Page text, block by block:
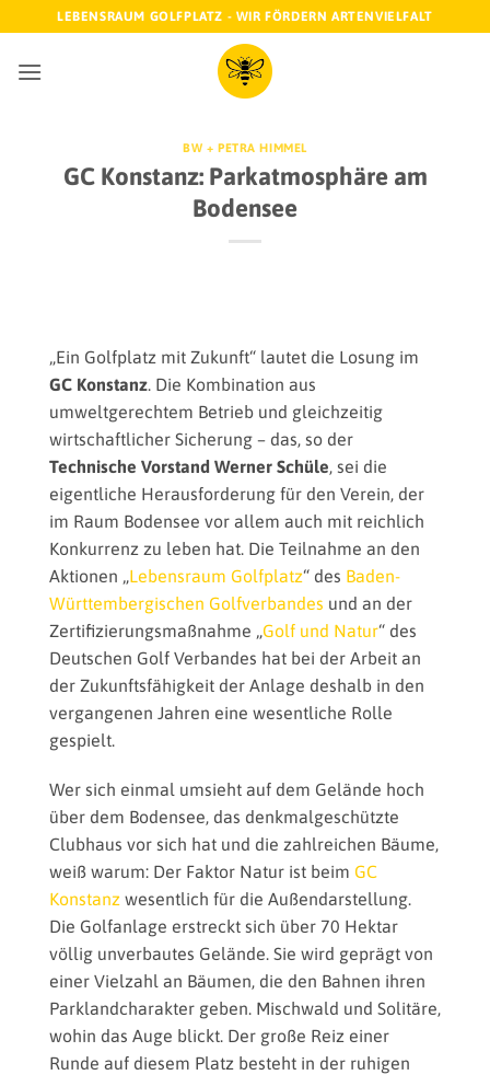
springen
LEBENSRAUM GOLFPLATZ - WIR FÖRDERN ARTENVIELFALT
BW + PETRA HIMMEL
GC Konstanz: Parkatmosphäre am
Bodensee
„Ein Golfplatz mit Zukunft“ lautet die Losung im
GC Konstanz . Die Kombination aus
umweltgerechtem Betrieb und gleichzeitig
wirtschaftlicher Sicherung – das, so der
Technische Vorstand Werner Schüle , sei die
eigentliche Herausforderung für den Verein, der
im Raum Bodensee vor allem auch mit reichlich
Konkurrenz zu leben hat. Die Teilnahme an den
Aktionen „ Lebensraum Golfplatz“ des Baden-
Württembergischen Golfverbandes und an der
Zertifizierungsmaßnahme „ Golf und Natur“ des
Deutschen Golf Verbandes hat bei der Arbeit an
der Zukunftsfähigkeit der Anlage deshalb in den
vergangenen Jahren eine wesentliche Rolle
gespielt.
Wer sich einmal umsieht auf dem Gelände hoch
über dem Bodensee, das denkmalgeschützte
Clubhaus vor sich hat und die zahlreichen Bäume,
weiß warum: Der Faktor Natur ist beim GC
Konstanz wesentlich für die Außendarstellung.
Die Golfanlage erstreckt sich über 70 Hektar
völlig unverbautes Gelände. Sie wird geprägt von
einer Vielzahl an Bäumen, die den Bahnen ihren
Parklandcharakter geben. Mischwald und Solitäre,
wohin das Auge blickt. Der große Reiz einer
Runde auf diesem Platz besteht in der ruhigen